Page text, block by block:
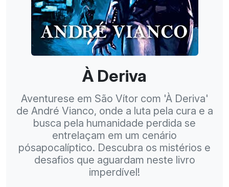
À Deriva
Aventurese em São Vítor com 'À Deriva'
de André Vianco, onde a luta pela cura e a
busca pela humanidade perdida se
entrelaçam em um cenário
pósapocalíptico. Descubra os mistérios e
desafios que aguardam neste livro
imperdível!